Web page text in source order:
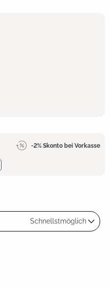
-2% Skonto bei Vorkasse
Schnellstmöglich